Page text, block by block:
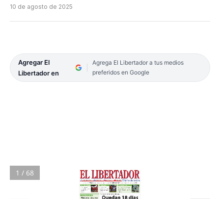
10 de agosto de 2025
Agregar El
Libertador en
Agrega El Libertador a tus medios
preferidos en Google
1 / 68